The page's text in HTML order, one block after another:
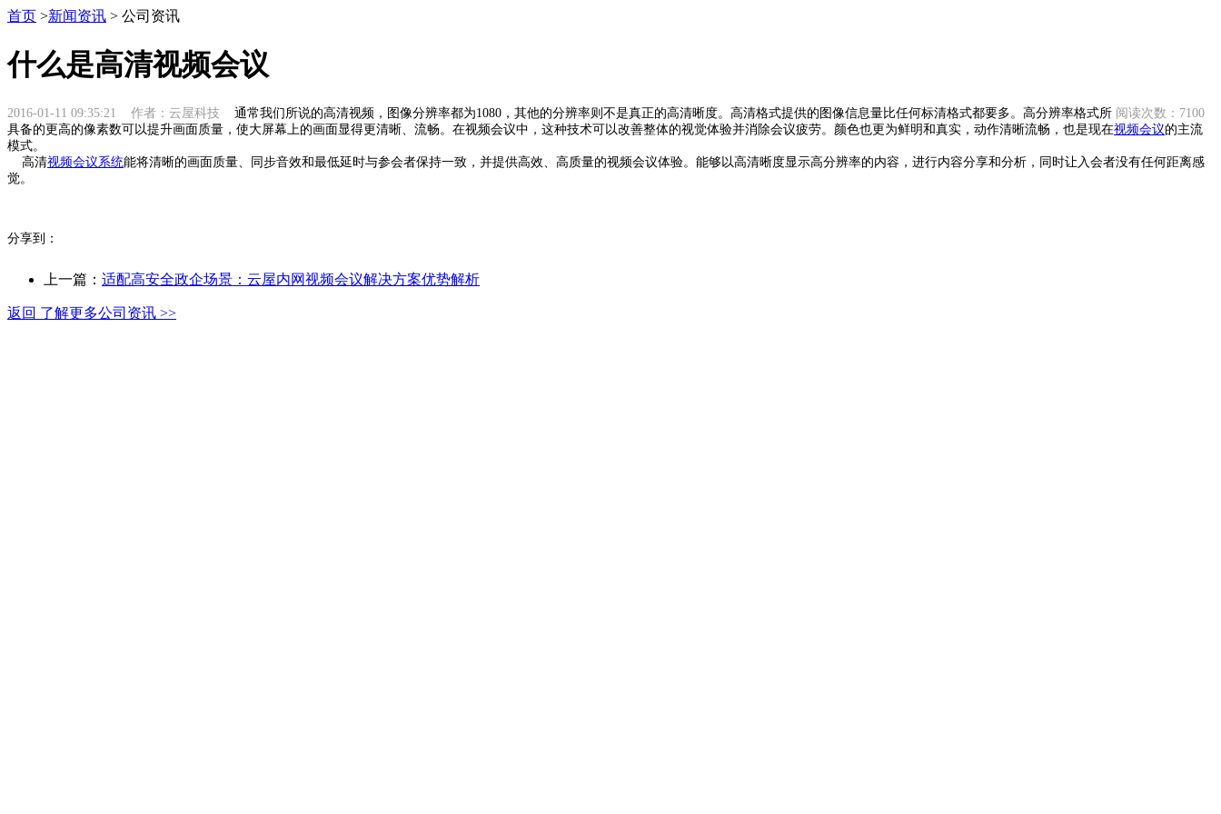
首页 >新闻资讯 > 公司资讯
什么是高清视频会议
2016-01-11 09:35:21 作者：云屋科技 阅读次数：7100
通常我们所说的高清视频，图像分辨率都为1080，其他的分辨率则不是真正的高清晰度。高清格式提供的图像信息量比任何标清格式都要多。高分辨率格式所
具备的更高的像素数可以提升画面质量，使大屏幕上的画面显得更清晰、流畅。在视频会议中，这种技术可以改善整体的视觉体验并消除会议疲劳。颜色也更为鲜明和真实，动作清晰流畅，也是现在视频会议的主流
模式。
高清视频会议系统能将清晰的画面质量、同步音效和最低延时与参会者保持一致，并提供高效、高质量的视频会议体验。能够以高清晰度显示高分辨率的内容，进行内容分享和分析，同时让入会者没有任何距离感
觉。
分享到：
上一篇： 适配高安全政企场景：云屋内网视频会议解决方案优势解析
返回 了解更多公司资讯 >>